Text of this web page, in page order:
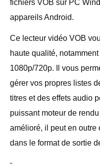
fichiers VOB sur PC
appareils Android.
Ce lecteur vidéo VOB
haute qualité,
1080p/720p. Il vous
gérer vos propres listes
titres et des effets audio
puissant moteur de
amélioré, il peut en
dans le format de sortie